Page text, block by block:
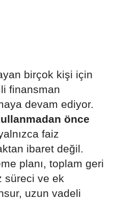
birçok kişi için
finansman
devam ediyor.
önce
faiz
ibaret değil.
planı, toplam geri
süreci ve ek
uzun vadeli